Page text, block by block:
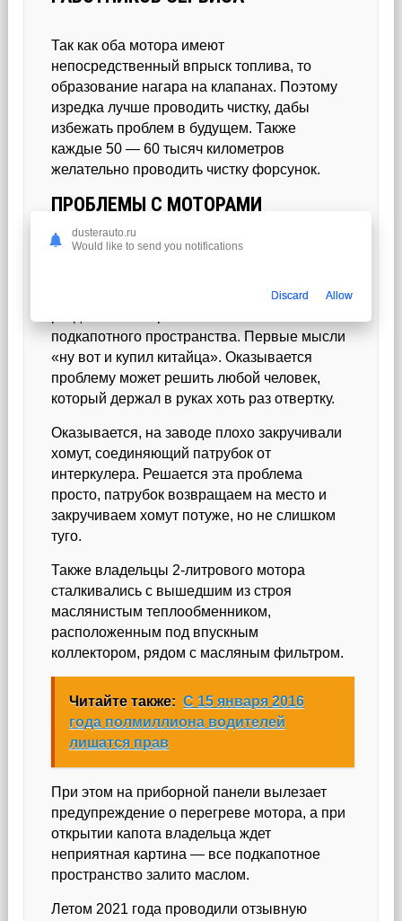
Так как оба мотора имеют
непосредственный впрыск топлива, то
образование нагара на клапанах. Поэтому
изредка лучше проводить чистку, дабы
избежать проблем в будущем. Также
каждые 50 — 60 тысяч километров
желательно проводить чистку форсунок.
ПРОБЛЕМЫ С МОТОРАМИ
Владельцы 2-литрового Haval F7 отмечают
у всех. При спокойной езде по трассе вдруг
подкапотного пространства. Первые мысли
«ну вот и купил китайца». Оказывается
проблему может решить любой человек,
который держал в руках хоть раз отвертку.
Оказывается, на заводе плохо закручивали
хомут, соединяющий патрубок от
интеркулера. Решается эта проблема
просто, патрубок возвращаем на место и
закручиваем хомут потуже, но не слишком
туго.
Также владельцы 2-литрового мотора
сталкивались с вышедшим из строя
маслянистым теплообменником,
расположенным под впускным
коллектором, рядом с масляным фильтром.
Читайте также: С 15 января 2016
года полмиллиона водителей
лишатся прав
При этом на приборной панели вылезает
предупреждение о перегреве мотора, а при
открытии капота владельца ждет
неприятная картина — все подкапотное
пространство залито маслом.
Летом 2021 года проводили отзывную
dusterauto.ru
Would like to send you notifications
Discard Allow